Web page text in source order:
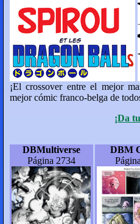
¡El crossover entre el mejor
mejor cómic franco-belga de
¡Da
DBMultiverse
Página 2734
DBM